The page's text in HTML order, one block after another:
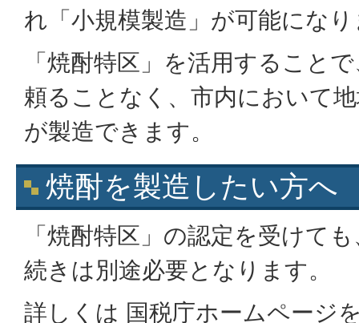
れ「小規模製造」が可能にな
「焼酎特区」を活用すること
頼ることなく、市内において
が製造できます。
焼酎を製造したい方へ
「焼酎特区」の認定を受けて
続きは別途必要となります。
詳しくは 国税庁ホームページ